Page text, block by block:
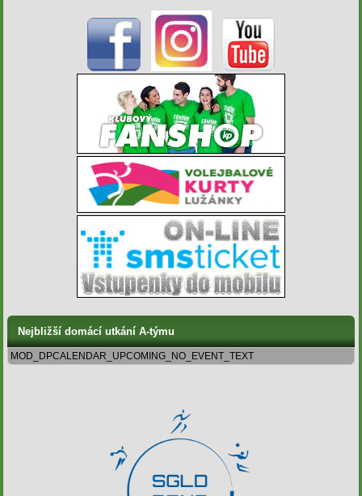
Nejbližší domácí utkání A-týmu
MOD_DPCALENDAR_UPCOMING_NO_EVENT_TEXT